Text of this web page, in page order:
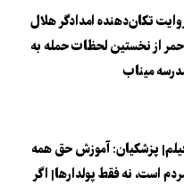
تکان‌دهنده امدادگر هلال
از نخستین لحظات حمله به
میناب
پزشکیان: آموزش حق همه
است، نه فقط پولدارها| اگر